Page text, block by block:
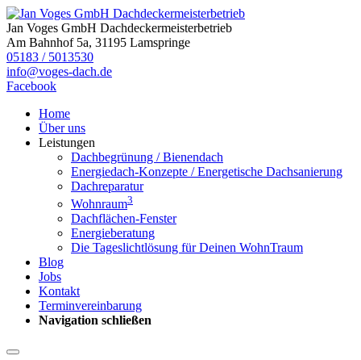
Jan Voges GmbH Dachdeckermeisterbetrieb
Am Bahnhof 5a, 31195 Lamspringe
05183 / 5013530
info@voges-dach.de
Facebook
Home
Über uns
Leistungen
Dachbegrünung / Bienendach
Energiedach-Konzepte / Energetische Dachsanierung
Dachreparatur
Wohnraum3
Dachflächen-Fenster
Energieberatung
Die Tageslichtlösung für Deinen WohnTraum
Blog
Jobs
Kontakt
Terminvereinbarung
Navigation schließen